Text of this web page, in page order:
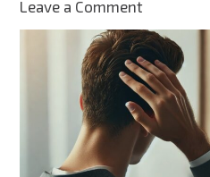
Leave a Commenton
tortoise,
el
animal
print
más
cool
para
primavera